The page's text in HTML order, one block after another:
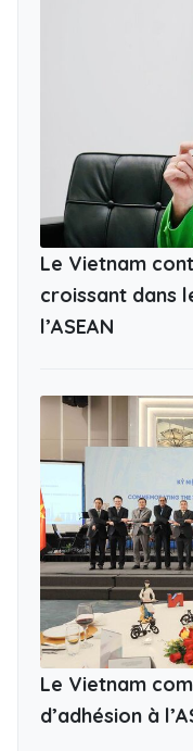
Le Vietnam
croissant dans
l’ASEAN
Le Vietnam
d’adhésion à